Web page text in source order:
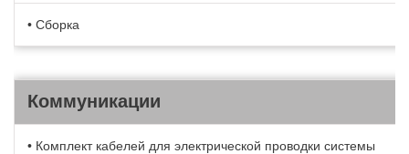
• Сборка
Коммуникации
• Комплект кабелей для электрической проводки системы